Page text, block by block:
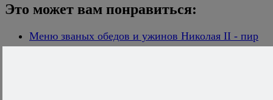
Это может вам понравиться:
Меню званых обедов и ужинов Николая II - пир
во время чумы